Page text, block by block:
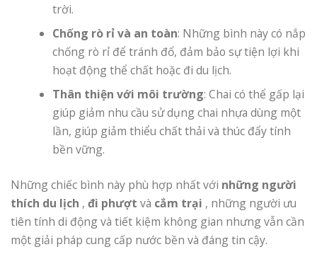
trời.
Chống rò rỉ và an toàn: Những bình này có nắp
chống rò rỉ để tránh đổ, đảm bảo sự tiện lợi khi
hoạt động thể chất hoặc đi du lịch.
Thân thiện với môi trường: Chai có thể gấp lại
giúp giảm nhu cầu sử dụng chai nhựa dùng một
lần, giúp giảm thiểu chất thải và thúc đẩy tính
bền vững.
Những chiếc bình này phù hợp nhất với những người
thích du lịch , đi phượt và cắm trại , những người ưu
tiên tính di động và tiết kiệm không gian nhưng vẫn cần
một giải pháp cung cấp nước bền và đáng tin cậy.